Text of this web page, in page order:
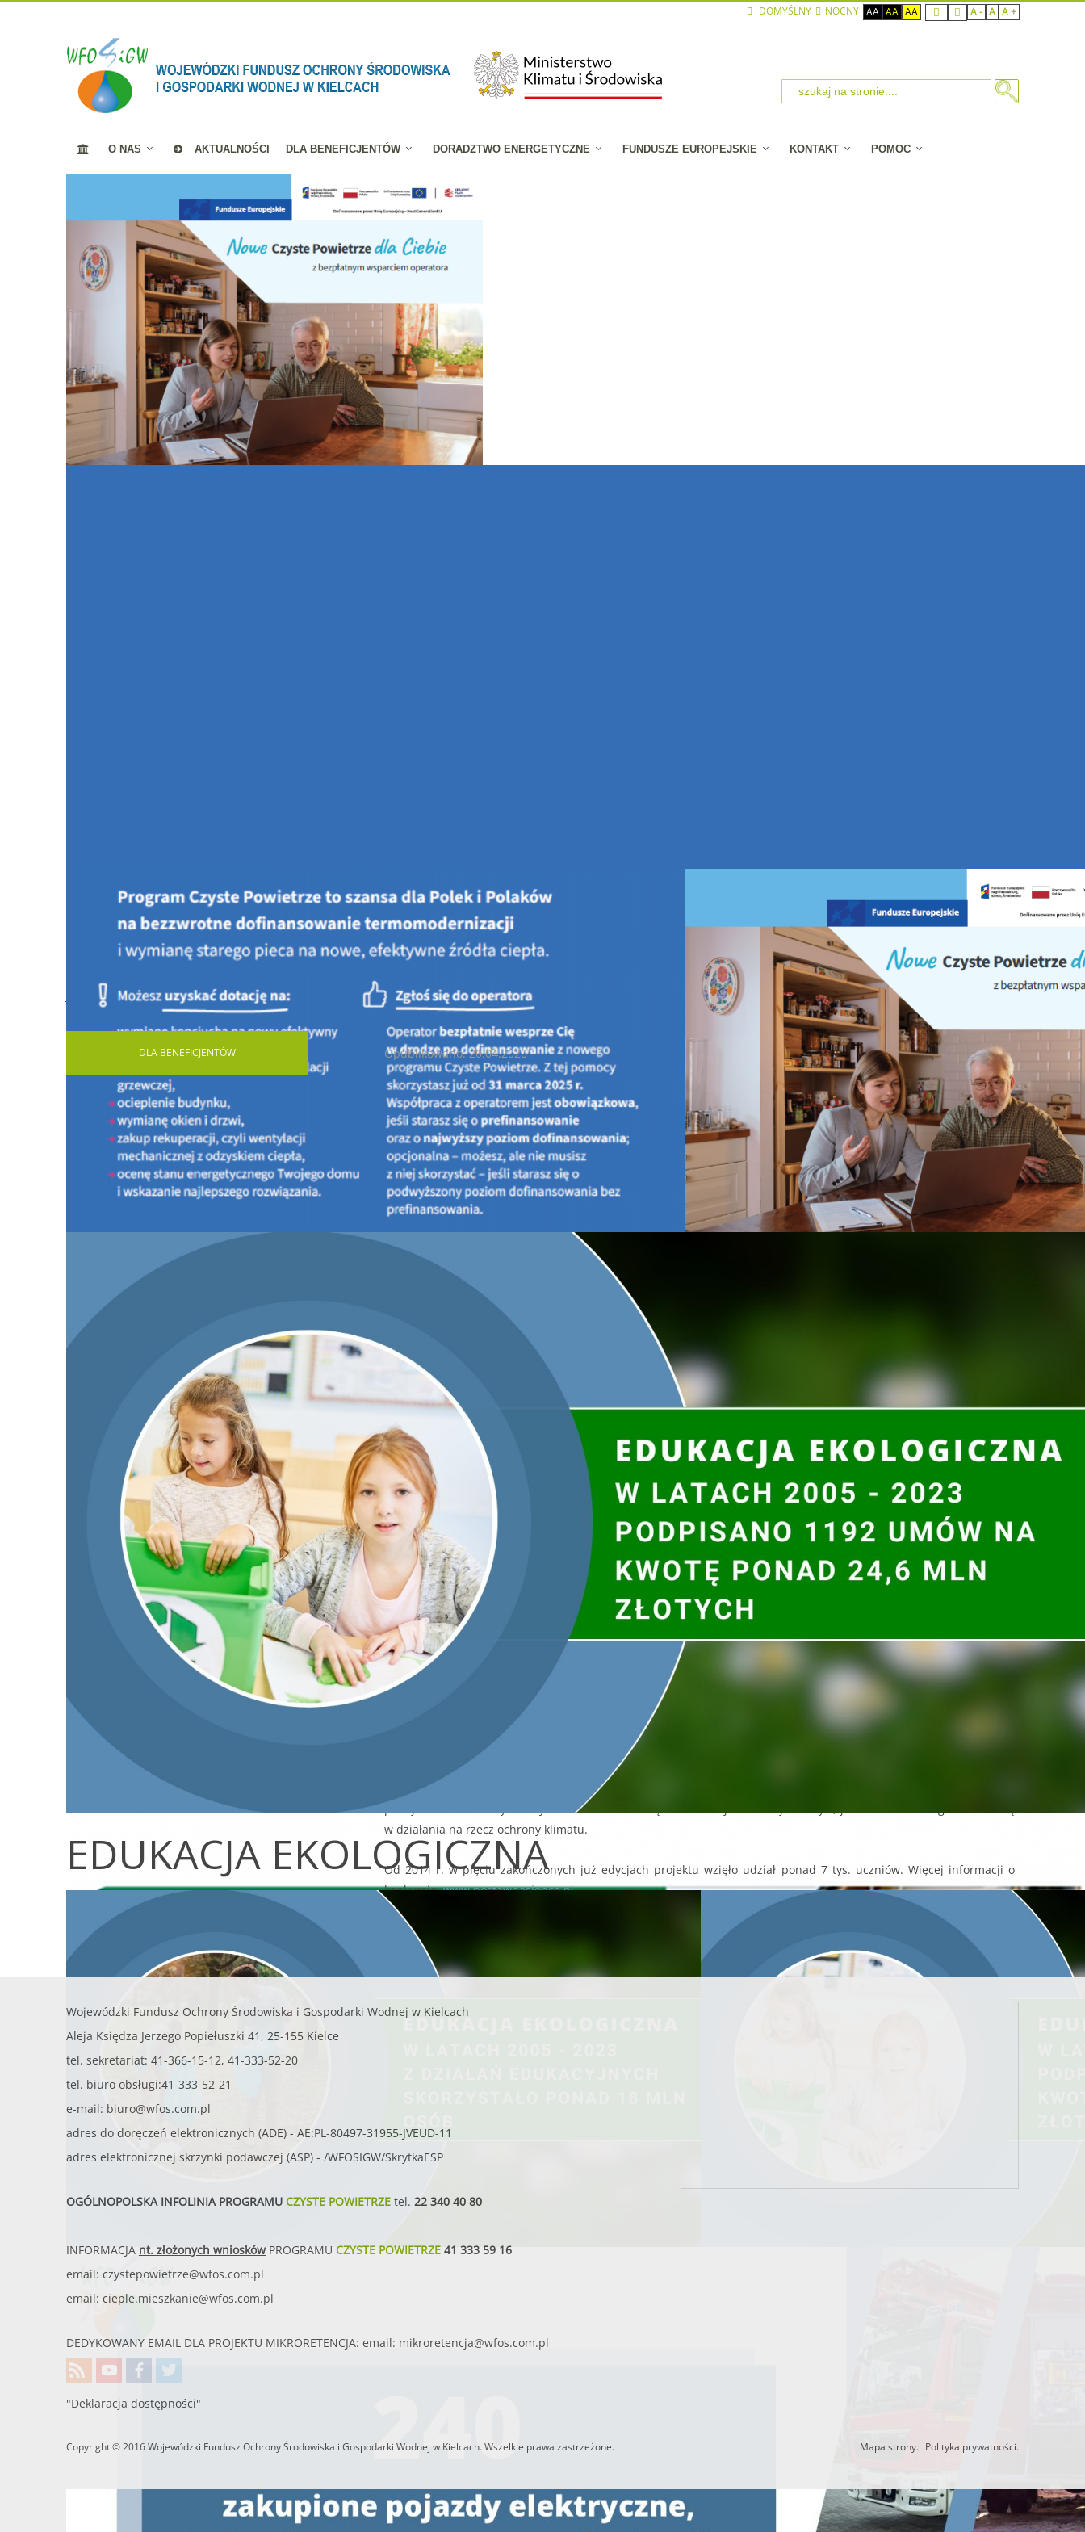
DOMYŚLNY NOCNY AA AA AA A - A A +
O NAS AKTUALNOŚCI DLA BENEFICJENTÓW DORADZTWO ENERGETYCZNE FUNDUSZE EUROPEJSKIE KONTAKT POMOC
EDUKACJA EKOLOGICZNA
Jesteś tutaj:STRONA GŁÓWNA AKTUALNOŚCI 22 Kwietnia 2020 r. - Dzień Ziemi w Ministerstwie Klimatu
22 Kwietnia 2020 r. - Dzień Ziemi w Ministerstwie Klimatu
Opublikowano: 20.04.2020
Dzień Ziemi w Ministerstwie
Klimatu – warsztaty on-line
22 kwietnia obchodzimy
Międzynarodowy Dzień Ziemi,
którego celem jest zwrócenie uwagi
na kwestie ochrony środowiska
naturalnego, w tym promowanie
zachowań proekologicznych.
Wiodącym tematem tegorocznej 50.
na rzecz ochrony klimatu, w szczególności zaakcentowanie wyzwań związanych z zachodzącymi zmianami
W tym roku wspólnie z Bankiem Ochrony Środowiska oraz Fundacją BOŚ, a także przy wsparciu Ministerstwa
Edukacji Narodowej i Narodowego Funduszu Ochrony Środowiska i Gospodarki Wodnej, organizujemy warsztaty on-
line „Dzień Ziemi w Ministerstwie Klimatu”.
Wydarzenie to zostało objęte Patronatem Honorowym Prezydenta Rzeczypospolitej Polskiej Andrzeja Dudy.
Do udziału w warsztatach on-line
„Dzień Ziemi w Ministerstwie Klimatu” zapraszamy uczniów klas 7-8 szkół
podstawowych i uczniów szkół ponadpodstawowych. Warsztaty odbędą się w ramach ogólnopolskiego projektu
edukacyjnego „Postaw na Słońce”, promującego odnawialne źródła energii.
Warsztaty on-line będą dostępne na żywo na stronie
każdy z uczniów i nauczycieli będzie mógł zadać pytanie ministrowi Michałowi Kurtyce oraz uczestniczyć w
wykładach zaproszonych ekspertów: „Zrozumieć globalne ocieplenie - mechanizm i konsekwencje” (dr Mariusz
Gogól) i „OZE. Skąd mamy prąd?” (dr Tomasz Rożek). Wydarzenie zakończą warsztaty filmowe „Jak zwykłym telefonem
komórkowym nakręcić profesjonalny film?” z Szymonem Chałupką (vlog „Filmujemy!”).
Jak wziąć udział w warsztatach?
22 kwietnia o godz. 11:40 kliknij w link
www.dzienziemiwmk.pl
zalogować się do czatu, aby móc zadawać pytania.
Projekt edukacyjny „Postaw na Słońce” to inicjatywa Fundacji BOŚ. Składa się z dwóch konkursów: badawczego i
filmowego. Ideą konkursu jest promowanie wiedzy na temat odnawialnych źródeł energii, zachęcanie młodzieży do
podejmowania lokalnych aktywności na rzecz zwiększenia znajomości tej tematyki, jak również do angażowania się
w działania na rzecz ochrony klimatu.
Od 2014 r. w pięciu zakończonych już edycjach projektu wzięło udział ponad 7 tys. uczniów. Więcej informacji o
konkursie:www.postawnaslonce.pl
DLABENEFICJENTÓW
PROGRAM CZYSTE POWIETRZE
INFORMACJE OGÓLNE O PROGRAMIE
PORTAL BENEFICJENTA
KONTAKT
DOKUMENTY DO ZAPOZNANIA
LISTA URZĄDZEŃ GRZEWCZYCH
2026 r.
PROGRAM MOJA WODA
AKTUALNOŚCI - Doradcy Energetyczni
Wojewódzki Fundusz Ochrony Środowiska i Gospodarki Wodnej w Kielcach
Aleja Księdza Jerzego Popiełuszki 41, 25-155 Kielce
tel. sekretariat: 41-366-15-12, 41-333-52-20
tel. biuro obsługi:41-333-52-21
e-mail: biuro@wfos.com.pl
adres do doręczeń elektronicznych (ADE) - AE:PL-80497-31955-JVEUD-11
adres elektronicznej skrzynki podawczej (ASP) - /WFOSIGW/SkrytkaESP
OGÓLNOPOLSKA INFOLINIA PROGRAMU CZYSTE POWIETRZE tel. 22 340 40 80
INFORMACJA nt. złożonych wniosków PROGRAMU CZYSTE POWIETRZE 41 333 59 16
email: czystepowietrze@wfos.com.pl
email: cieple.mieszkanie@wfos.com.pl
DEDYKOWANY EMAIL DLA PROJEKTU MIKRORETENCJA: email: mikroretencja@wfos.com.pl
"Deklaracja dostępności"
Copyright © 2016 Wojewódzki Fundusz Ochrony Środowiska i Gospodarki Wodnej w Kielcach. Wszelkie prawa zastrzeżone. Mapa strony. Polityka prywatności.
Utworzono przez W.S.ds.IT M & P